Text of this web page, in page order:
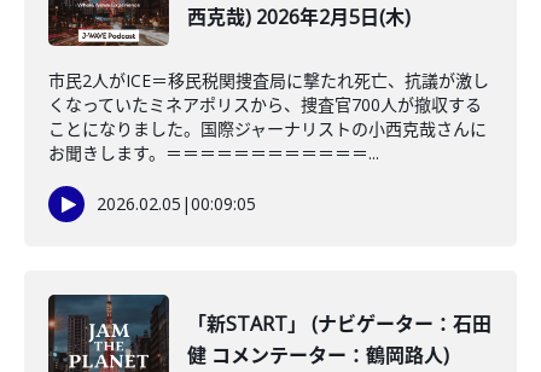
西克哉) 2026年2月5日(木)
市民2人がICE＝移民税関捜査局に撃たれ死亡、抗議が激し
くなっていたミネアポリスから、捜査官700人が撤収する
ことになりました。国際ジャーナリストの小西克哉さんに
お聞きします。＝＝＝＝＝＝＝＝＝＝＝＝...
2026.02.05 |00:09:05
「新START」 (ナビゲーター：石田
健 コメンテーター：鶴岡路人)